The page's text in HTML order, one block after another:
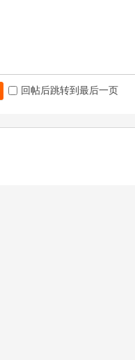
回帖后跳转到最后一页